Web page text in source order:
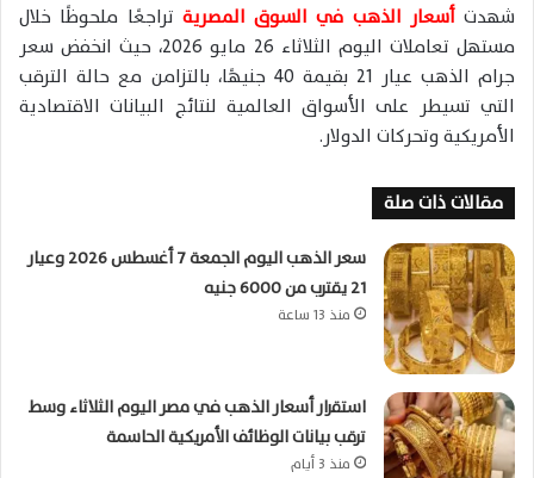
شهدتأسعار الذهب في السوق المصرية تراجعًا ملحوظًا خلال
مستهل تعاملات اليوم الثلاثاء 26 مايو 2026، حيث انخفض سعر
جرام الذهب عيار 21 بقيمة 40 جنيهًا، بالتزامن مع حالة الترقب
التي تسيطر على الأسواق العالمية لنتائج البيانات الاقتصادية
الأمريكية وتحركات الدولار.
مقالات ذات صلة
سعر الذهب اليوم الجمعة 7 أغسطس 2026 وعيار
21 يقترب من 6000 جنيه
منذ 13 ساعة
استقرار أسعار الذهب في مصر اليوم الثلاثاء وسط
ترقب بيانات الوظائف الأمريكية الحاسمة
منذ 3 أيام